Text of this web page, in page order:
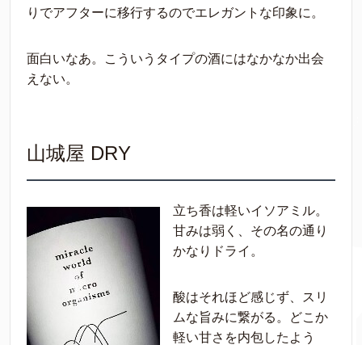
りでアフターに移行するのでエレガントな印象に。
面白いなあ。こういうタイプの酒にはなかなか出会
えない。
山城屋 DRY
立ち香は軽いイソアミル。
甘みは弱く、その名の通り
かなりドライ。
酸はそれほど感じず、スリ
ムな旨みに繋がる。どこか
軽い甘さを内包したよう